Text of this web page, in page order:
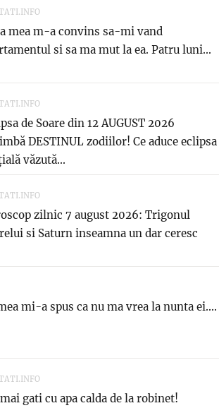
mea m-a convins sa-mi vand
si sa ma mut la ea. Patru luni...
de Soare din 12 AUGUST 2026
DESTINUL zodiilor! Ce aduce eclipsa
văzută...
zilnic 7 august 2026: Trigonul
si Saturn inseamna un dar ceresc
mi-a spus ca nu ma vrea la nunta ei....
gati cu apa calda de la robinet!